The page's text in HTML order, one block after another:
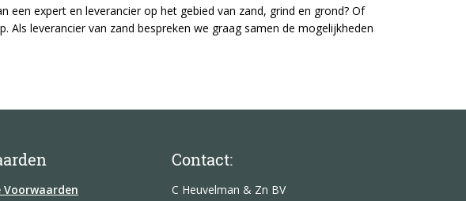
expert en leverancier op het gebied van zand, grind en grond? Of
leverancier van zand bespreken we graag samen de mogelijkheden
Voorwaarden
Contact:
C Heuvelman & Zn BV